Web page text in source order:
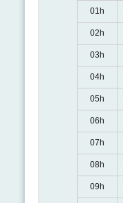
01h
02h
03h
04h
05h
06h
07h
08h
09h